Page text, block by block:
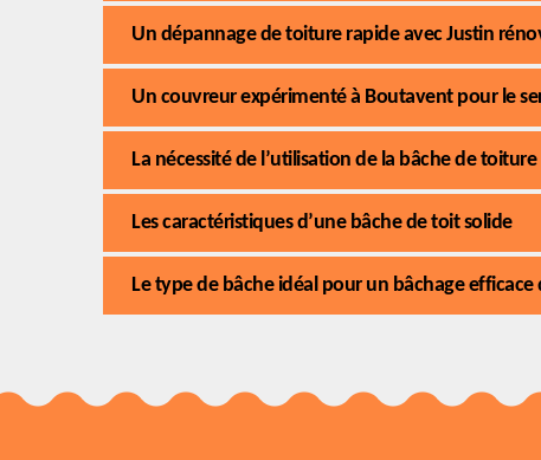
Un dépannage de toiture rapide avec Justin
Un couvreur expérimenté à Boutavent pour le
La nécessité de l’utilisation de la bâche de toiture
Les caractéristiques d’une bâche de toit solide
Le type de bâche idéal pour un bâchage